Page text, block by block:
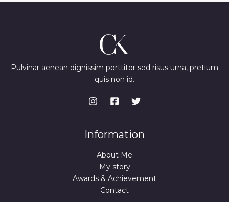
Pulvinar aenean dignissim porttitor sed risus urna, pretium
quis non id.
Information
About Me
My story
Awards & Achievement
Contact